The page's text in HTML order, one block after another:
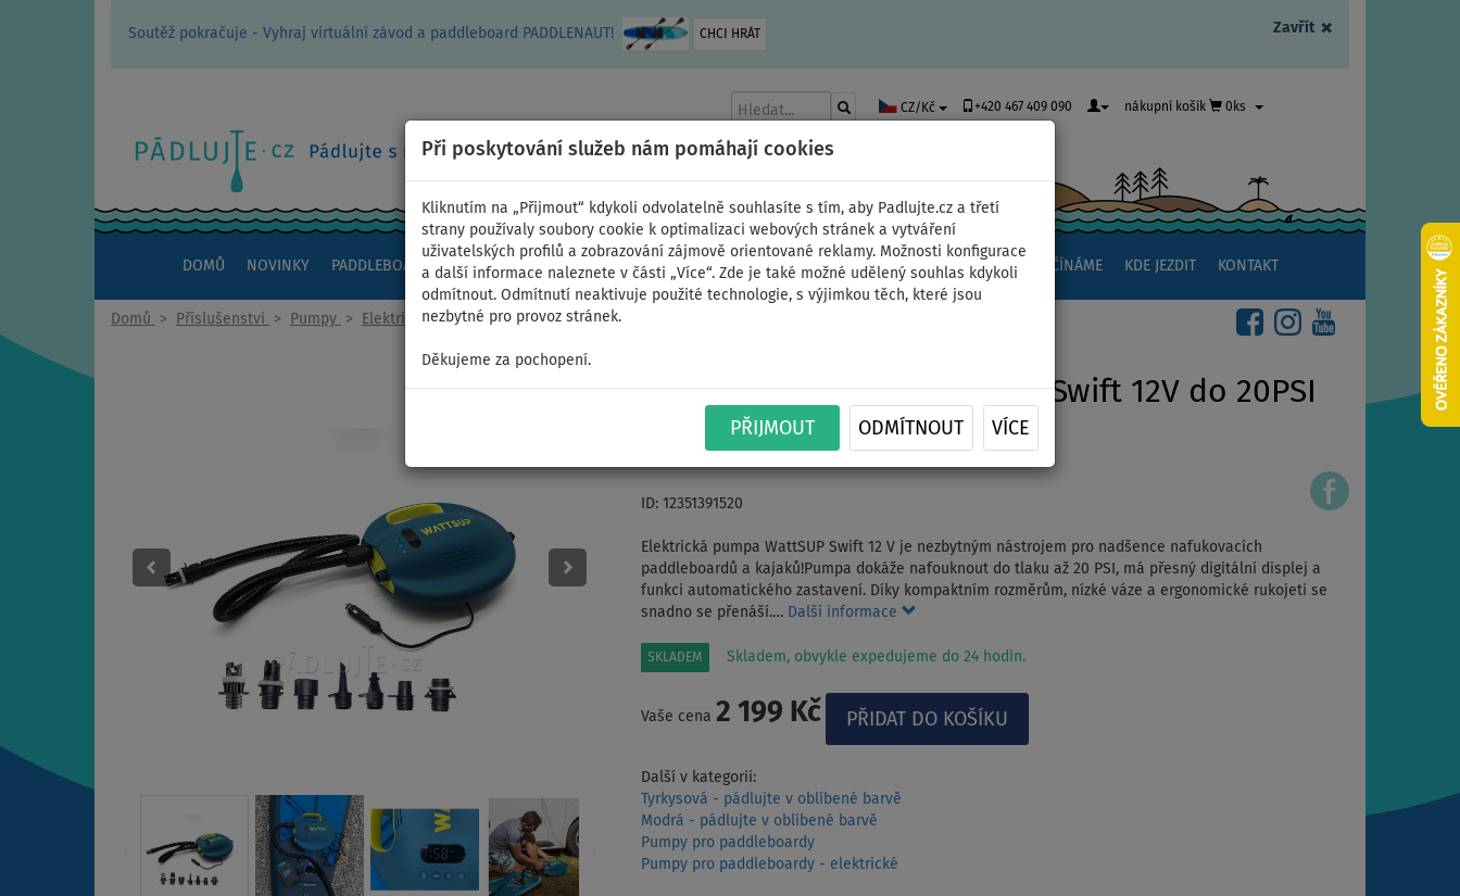
Zavřít ×
Soutěž pokračuje - Vyhraj virtuální závod a paddleboard PADDLENAUT! CHCI HRÁT
Při poskytování služeb nám pomáhají cookies
Kliknutím na „Přijmout“ kdykoli odvolatelně souhlasíte s tím, aby Padlujte.cz a třetí
strany používaly soubory cookie k optimalizaci webových stránek a vytváření
uživatelských profilů a zobrazování zájmově orientované reklamy. Možnosti konfigurace
a další informace naleznete v části „Více“. Zde je také možné udělený souhlas kdykoli
odmítnout. Odmítnutí neaktivuje použité technologie, s výjimkou těch, které jsou
nezbytné pro provoz stránek.
Děkujeme za pochopení.
PŘIJMOUT ODMÍTNOUT VÍCE
CZ/Kč +420 467 409 090 nákupní košík 0ks
DOMŮ NOVINKY PADDLEBOARDY KAJAKY ČLUNY A MOTORY PÁDLA PLACHTY OBLEČENÍ PŘÍSLUŠENSTVÍ ZAČÍNÁME KDE JEZDIT KONTAKT
Domů > Příslušenství > Pumpy > Elektrické
Elektrická pumpa WATTSUP Swift 12V do 20PSI
pro paddleboardy
ID: 12351391520
Elektrická pumpa WattSUP Swift 12 V je nezbytným nástrojem pro nadšence nafukovacích
paddleboardů a kajaků!Pumpa dokáže nafouknout do tlaku až 20 PSI, má přesný digitální displej a
funkci automatického zastavení. Díky kompaktním rozměrům, nízké váze a ergonomické rukojeti se
snadno se přenáší.… Další informace
SKLADEM Skladem, obvykle expedujeme do 24 hodin.
Vaše cena 2 199 Kč
Další v kategorii:
Tyrkysová - pádlujte v oblíbené barvě
Modrá - pádlujte v oblíbené barvě
Pumpy pro paddleboardy
Pumpy pro paddleboardy - elektrické